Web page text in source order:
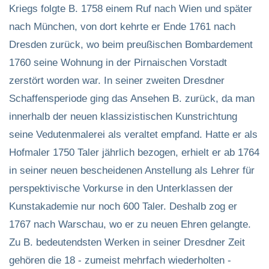
Kriegs folgte B. 1758 einem Ruf nach Wien und später
nach München, von dort kehrte er Ende 1761 nach
Dresden zurück, wo beim preußischen Bombardement
1760 seine Wohnung in der Pirnaischen Vorstadt
zerstört worden war. In seiner zweiten Dresdner
Schaffensperiode ging das Ansehen B. zurück, da man
innerhalb der neuen klassizistischen Kunstrichtung
seine Vedutenmalerei als veraltet empfand. Hatte er als
Hofmaler 1750 Taler jährlich bezogen, erhielt er ab 1764
in seiner neuen bescheidenen Anstellung als Lehrer für
perspektivische Vorkurse in den Unterklassen der
Kunstakademie nur noch 600 Taler. Deshalb zog er
1767 nach Warschau, wo er zu neuen Ehren gelangte.
Zu B. bedeutendsten Werken in seiner Dresdner Zeit
gehören die 18 - zumeist mehrfach wiederholten -